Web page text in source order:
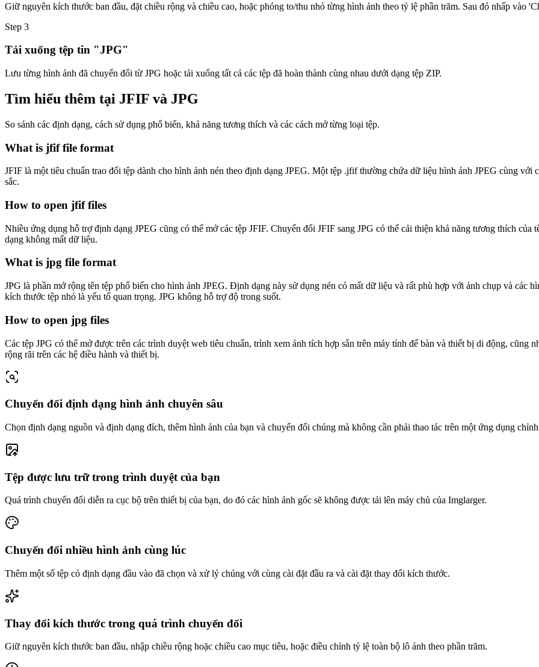
Giữ nguyên kích thước ban đầu, đặt chiều rộng và chiều cao, hoặc phóng to/thu nhỏ từng hình ảnh theo tỷ lệ phần trăm. Sau đó nhấp vào
Step 3
Tải xuống tệp tin "JPG"
Lưu từng hình ảnh đã chuyển đổi từ JPG hoặc tải xuống tất cả các tệp đã hoàn thành cùng nhau dưới dạng tệp ZIP.
Tìm hiểu thêm tại JFIF và JPG
So sánh các định dạng, cách sử dụng phổ biến, khả năng tương thích và các cách mở từng loại tệp.
What is jfif file format
JFIF là một tiêu chuẩn trao đổi tệp dành cho hình ảnh nén theo định dạng JPEG. Một tệp .jfif thường chứa dữ liệu hình ảnh JPEG cùng với
sắc.
How to open jfif files
Nhiều ứng dụng hỗ trợ định dạng JPEG cũng có thể mở các tệp JFIF. Chuyển đổi JFIF sang JPG có thể cải thiện khả năng tương thích
dạng không mất dữ liệu.
What is jpg file format
JPG là phần mở rộng tên tệp phổ biến cho hình ảnh JPEG. Định dạng này sử dụng nén có mất dữ liệu và rất phù hợp với ảnh chụp và các
kích thước tệp nhỏ là yếu tố quan trọng. JPG không hỗ trợ độ trong suốt.
How to open jpg files
Các tệp JPG có thể mở được trên các trình duyệt web tiêu chuẩn, trình xem ảnh tích hợp sẵn trên máy tính để bàn và thiết bị di động,
rộng rãi trên các hệ điều hành và thiết bị.
Chuyển đổi định dạng hình ảnh chuyên sâu
Chọn định dạng nguồn và định dạng đích, thêm hình ảnh của bạn và chuyển đổi chúng mà không cần phải thao tác trên một ứng dụng
Tệp được lưu trữ trong trình duyệt của bạn
Quá trình chuyển đổi diễn ra cục bộ trên thiết bị của bạn, do đó các hình ảnh gốc sẽ không được tải lên máy chủ của Imglarger.
Chuyển đổi nhiều hình ảnh cùng lúc
Thêm một số tệp có định dạng đầu vào đã chọn và xử lý chúng với cùng cài đặt đầu ra và cài đặt thay đổi kích thước.
Thay đổi kích thước trong quá trình chuyển đổi
Giữ nguyên kích thước ban đầu, nhập chiều rộng hoặc chiều cao mục tiêu, hoặc điều chỉnh tỷ lệ toàn bộ lô ảnh theo phần trăm.